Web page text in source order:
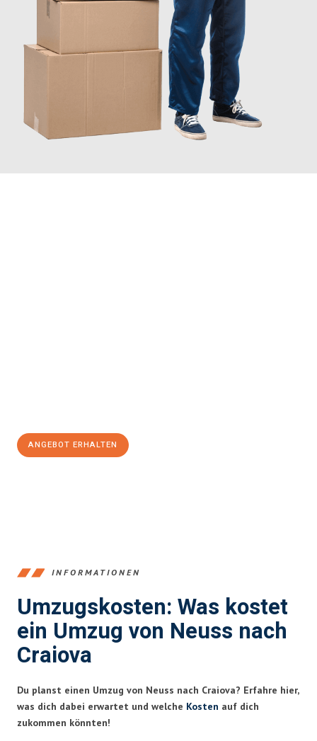
ANGEBOT ERHALTEN
INFORMATIONEN
Umzugskosten: Was kostet
ein Umzug von Neuss nach
Craiova
Du planst einen Umzug von Neuss nach Craiova? Erfahre hier,
was dich dabei erwartet und welche Kosten auf dich
zukommen könnten!